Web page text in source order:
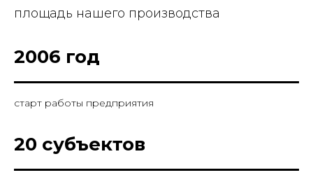
площадь нашего производства
2006 год
старт работы предприятия
20 субъектов